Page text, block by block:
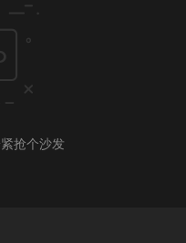
抢个沙发